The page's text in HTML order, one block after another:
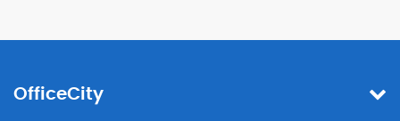
OfficeCity